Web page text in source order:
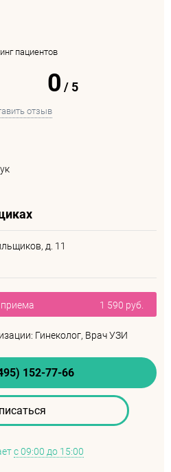
пациентов
0 /5
отзыв
д. 11
1 590 руб.
Гинеколог, Врач УЗИ
152-77-66
с 09:00 до 15:00